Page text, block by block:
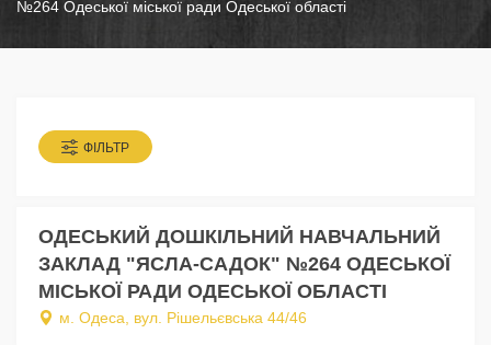
№264 Одеської міської ради Одеської області
ФІЛЬТР
ОДЕСЬКИЙ ДОШКІЛЬНИЙ НАВЧАЛЬНИЙ
ЗАКЛАД "ЯСЛА-САДОК" №264 ОДЕСЬКОЇ
МІСЬКОЇ РАДИ ОДЕСЬКОЇ ОБЛАСТІ
м. Одеса, вул. Рішельєвська 44/46